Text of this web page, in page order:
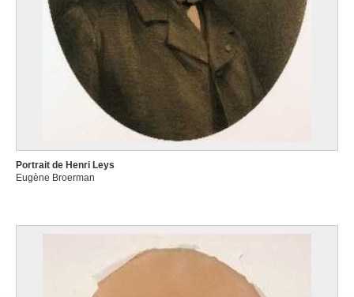
Portrait de Henri Leys
Eugène Broerman